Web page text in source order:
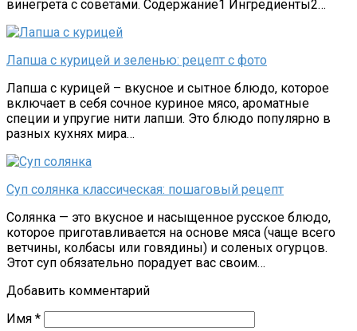
винегрета с советами. Содержание1 Ингредиенты2…
Лапша с курицей и зеленью: рецепт с фото
Лапша с курицей – вкусное и сытное блюдо, которое
включает в себя сочное куриное мясо, ароматные
специи и упругие нити лапши. Это блюдо популярно в
разных кухнях мира…
Суп солянка классическая: пошаговый рецепт
Солянка — это вкусное и насыщенное русское блюдо,
которое приготавливается на основе мяса (чаще всего
ветчины, колбасы или говядины) и соленых огурцов.
Этот суп обязательно порадует вас своим…
Добавить комментарий
Имя *